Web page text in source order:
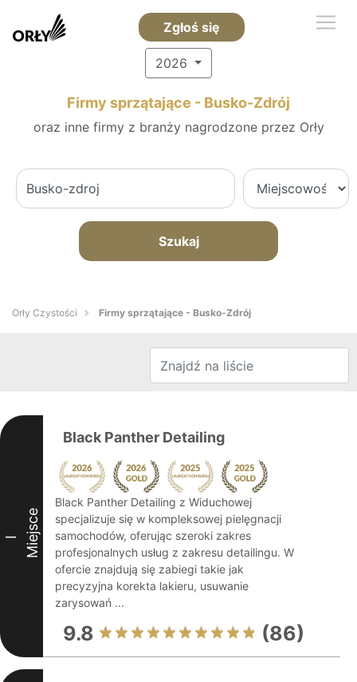
Zgłoś się
2026
Firmy sprzątające - Busko-Zdrój
oraz inne firmy z branży nagrodzone przez Orły
Szukaj
Orły Czystości Firmy sprzątające - Busko-Zdrój
I Miejsce
Black Panther Detailing
Black Panther Detailing z Widuchowej
specjalizuje się w kompleksowej pielęgnacji
samochodów, oferując szeroki zakres
profesjonalnych usług z zakresu detailingu. W
ofercie znajdują się zabiegi takie jak
precyzyjna korekta lakieru, usuwanie
zarysowań ...
9.8 (86)